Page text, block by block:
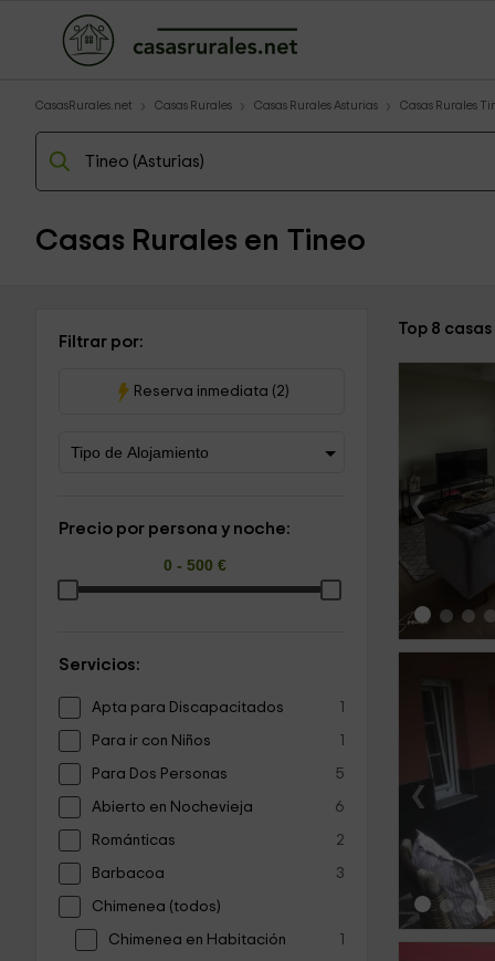
CasasRurales.net Casas Rurales Casas Rurales Asturias Casas Rurales
Casas Rurales en Tineo
Filtrar por:
Reserva inmediata (2)
Precio por persona y noche:
Servicios:
Apta para Discapacitados 1
Para ir con Niños 1
Para Dos Personas 5
Abierto en Nochevieja 6
Románticas 2
Barbacoa 3
Chimenea (todos)
Chimenea en Habitación 1
Top 8
‹
‹